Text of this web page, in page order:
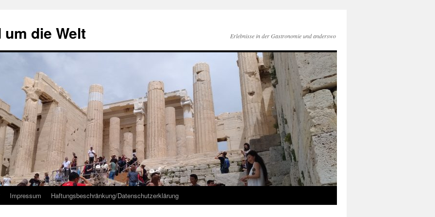
die Welt Erlebnisse in der Gastronomie und anderswo
Impressum Haftungsbeschränkung/Datenschutzerklärung